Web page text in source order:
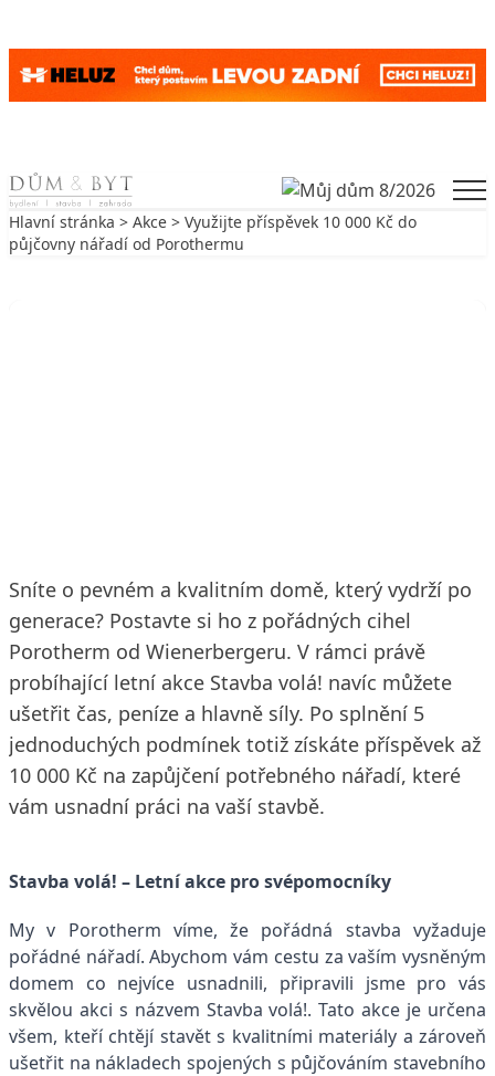
Skip to content
Hlavní stránka > Akce > Využijte příspěvek 10 000 Kč do
půjčovny nářadí od Porothermu
Sníte o pevném a kvalitním domě, který vydrží po
generace? Postavte si ho z pořádných cihel
Porotherm od Wienerbergeru. V rámci právě
probíhající letní akce Stavba volá! navíc můžete
ušetřit čas, peníze a hlavně síly. Po splnění 5
jednoduchých podmínek totiž získáte příspěvek až
10 000 Kč na zapůjčení potřebného nářadí, které
vám usnadní práci na vaší stavbě.
Stavba volá! – Letní akce pro svépomocníky
My v Porotherm víme, že pořádná stavba vyžaduje
pořádné nářadí. Abychom vám cestu za vaším vysněným
domem co nejvíce usnadnili, připravili jsme pro vás
skvělou akci s názvem Stavba volá!. Tato akce je určena
všem, kteří chtějí stavět s kvalitními materiály a zároveň
ušetřit na nákladech spojených s půjčováním stavebního